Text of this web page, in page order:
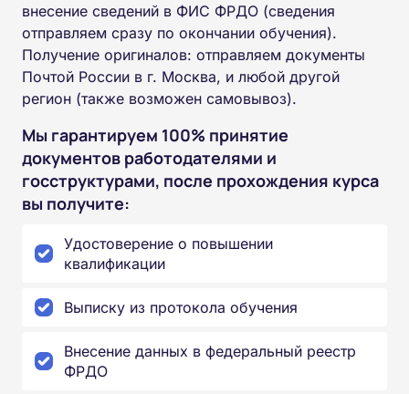
внесение сведений в ФИС ФРДО (сведения
отправляем сразу по окончании обучения).
Получение оригиналов: отправляем документы
Почтой России в г. Москва, и любой другой
регион (также возможен самовывоз).
Мы гарантируем 100% принятие
документов работодателями и
госструктурами, после прохождения курса
вы получите:
Удостоверение о повышении
квалификации
Выписку из протокола обучения
Внесение данных в федеральный реестр
ФРДО